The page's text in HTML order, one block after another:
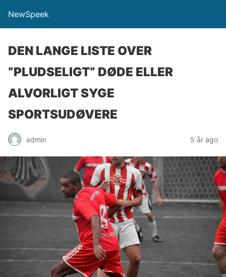
NewSpeek
DEN LANGE LISTE OVER
”PLUDSELIGT” DØDE ELLER
ALVORLIGT SYGE
SPORTSUDØVERE
admin 5 år ago